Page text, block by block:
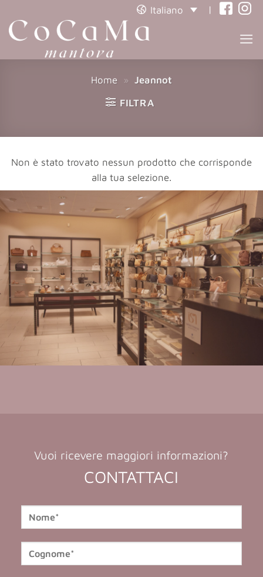
Italiano
|
in
Home » Jeannot
FILTRA
Non è stato trovato nessun prodotto che corrisponde
alla tua selezione.
Vuoi ricevere maggiori informazioni?
CONTATTACI